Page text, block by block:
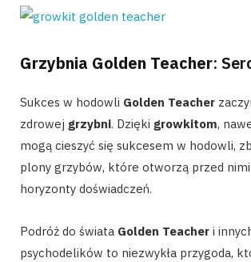
Grzybnia Golden Teacher:
Sukces w hodowli Golden Teacher
zdrowej grzybni. Dzięki growkitom,
mogą cieszyć się sukcesem w hodowli,
plony grzybów, które otworzą przed
horyzonty doświadczeń.
Podróż do świata Golden Teacher i
psychodelików to niezwykła przygoda,